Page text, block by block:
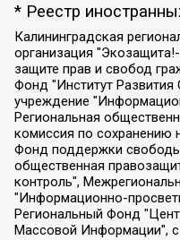
* Реестр
Калининградская региональная общественная организация "Экозащита!-Женсовет", Фонд содействия защите прав и свобод граждан "Общественный вердикт", Фонд "Институт Развития Свободы Информации", Частное учреждение "Информационное агентство МЕМО. РУ", Региональная общественная организация "Общественная комиссия по сохранению наследия академика Сахарова", Фонд поддержки свободы прессы, Санкт-Петербургская общественная правозащитная организация "Гражданский контроль", Межрегиональная общественная организация "Информационно-просветительский центр "Мемориал", Региональный Фонд "Центр Защиты Прав Средств Массовой Информации", с 05.12.2023 Фонд "Центр Защиты Прав Средств массовой информации", Региональная общественная благотворительная организация помощи беженцам и мигрантам "Гражданское содействие", Негосударственное образовательное учреждение дополнительного профессионального образования (повышение квалификации) специалистов "АКАДЕМИЯ ПО ПРАВАМ ЧЕЛОВЕКА", Свердловская региональная общественная организация "Сутяжник", Автономная некоммерческая организация "Центр независимых социологических исследований", Союз общественных объединений "Российский исследовательский центр по правам человека", Региональное общественное учреждение научно-информационный центр "МЕМОРИАЛ", Некоммерческая организация "Фонд защиты гласности", Автономная некоммерческая организация "Институт прав человека", Городская общественная организация "Екатеринбургское общество "МЕМОРИАЛ", Городская общественная организация "Рязанское историко-просветительское и правозащитное общество "Мемориал" (Рязанский Мемориал), Челябинский региональный орган общественной самодеятельности – женское общественное объединение "Женщины Евразии", Челябинский региональный орган общественной самодеятельности "Уральская правозащитная группа", Фонд содействия защите здоровья и социальной справедливости имени Андрея Рылькова, Автономная Некоммерческая Организация "Аналитический Центр Юрия Левады", Автономная некоммерческая организация социальной поддержки населения "Проект Апрель", Региональная общественная организация помощи женщинам и детям, находящимся в кризисной ситуации "Информационно-методический центр "Анна", Фонд содействия развитию массовых коммуникаций и правовому просвещению "Так-так-Так", Фонд содействия устойчивому развитию "Серебряная тайга", Свердловский региональный общественный фонд социальных проектов "Новое время", "Idel.Реалии", Кавказ.Реалии, Крым.Реалии, Телеканал Настоящее Время, Татаро-башкирская служба Радио Свобода (Azatliq Radiosi), Радио Свободная Европа/Радио Свобода (PCE/PC), "Сибирь.Реалии", "Фактограф", Благотворительный фонд помощи осужденным и их семьям, Автономная некоммерческая организация "Институт глобализации и социальных движений", Фонд "В защиту прав заключенных", Частное учреждение "Центр поддержки и содействия развитию средств массовой информации", Пензенский региональный общественный благотворительный фонд "Гражданский союз", "Север.Реалии", Некоммерческая организация Фонд "Правовая инициатива", Общество с ограниченной ответственностью "Радио Свободная Европа/Радио Свобода", Чешское информационное агентство "MEDIUM-ORIENT", Красноярская региональная общественная организация "Мы против СПИДа", Камалягин Денис Николаевич, Маркелов Сергей Евгеньевич, Пономарев Лев Александрович, Савицкая Людмила Алексеевна, Автономная некоммерческая организация "Центр по работе с проблемой насилия "НАСИЛИЮ.НЕТ", Межрегиональный профессиональный союз работников здравоохранения "Альянс врачей", Юридическое лицо, зарегистрированное в Латвийской Республике, SIA "Medusa Project" (регистрационный номер 40103797863, дата регистрации 10.06.2014), Некоммерческая организация "Фонд по борьбе с коррупцией", Автономная некоммерческая организация "Институт права и публичной политики", Баданин Роман Сергеевич, Гликин Максим Александрович, Железнова Мария Михайловна, Лукьянова Юлия Сергеевна, Маетная Елизавета Витальевна, Маняхин Петр Борисович, Чуракова Ольга Владимировна, Ярош Юлия Петровна, Юридическое лицо "The Insider SIA", зарегистрированное в Риге, Латвийская Республика (дата регистрации 26.06.2015), являющееся администратором доменного имени интернет-издания "The Insider SIA", https://theins.ru, Постернак Алексей Евгеньевич, Рубин Михаил Аркадьевич, Анин Роман Александрович, Юридическое лицо Istories fonds, зарегистрированное в Латвийской Республике (регистрационный номер 50008295751, дата регистрации 24.02.2020), Великовский Дмитрий Александрович, Долинина Ирина Николаевна, Мароховская Алеся Алексеевна, Шлейнов Роман Юрьевич, Шмагун Олеся Валентиновна, Общество с ограниченной ответственностью "Альтаир 2021", Общество с ограниченной ответственностью "Вега 2021", Общество с ограниченной ответственностью "Главный редактор 2021", Общество с ограниченной ответственностью "Ромашки монолит", Важенков Артем Валерьевич, Ивановская областная общественная организация "Центр гендерных исследований", Гурман Юрий Альбертович, Медиапроект "ОВД-Инфо", Егоров Владимир Владимирович, Жилинский Владимир Александрович, Общество с ограниченной ответственностью "ЗП", Иванова София Юрьевна, Карезина Инна Павловна, Кильтау Екатерина Викторовна, Петров Алексей Викторович, Пискунов Сергей Евгеньевич, Смирнов Сергей Сергеевич, Тихонов Михаил Сергеевич, Общество с ограниченной ответственностью "ЖУРНАЛИСТ-ИНОСТРАННЫЙ АГЕНТ", Арапова Галина Юрьевна, Вольтская Татьяна Анатольевна, Американская компания "Mason G.E.S. Anonymous Foundation" (США), являющаяся владельцем